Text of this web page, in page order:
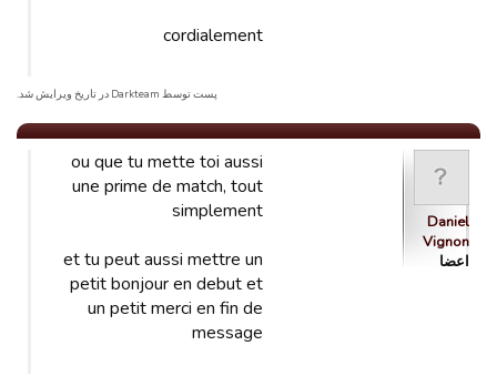
cordialement
پست توسط Darkteam در تاریخ ویرایش شد.
Daniel
Vignon
اعضا
ou que tu mette toi aussi
une prime de match, tout
simplement
et tu peut aussi mettre un
petit bonjour en debut et
un petit merci en fin de
message